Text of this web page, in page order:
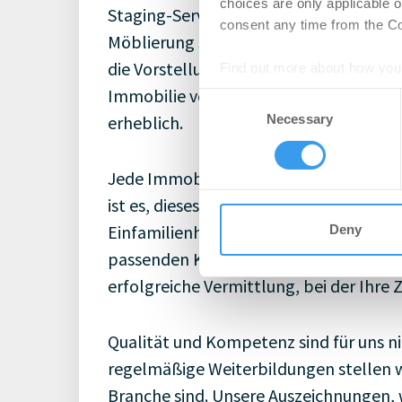
choices are only applicable
consent any time from the
We use cookies to
other information that
Consent
Necessary
Deny
Staging-Service an. Durch gezielte
Möblierung setzen wir Ihre Immobilie
die Vorstellungskraft potenzieller
Immobilie vorzustellen. Denn ein gut
erheblich.
Jede Immobilie erzählt ihre eigene
ist es, dieses Potenzial zu erkennen
Einfamilienhaus, Eigentumswohnung,
passenden Käufer. Unser Wissen und
erfolgreiche Vermittlung, bei der Ihre
Qualität und Kompetenz sind für uns
regelmäßige Weiterbildungen stellen
Branche sind. Unsere